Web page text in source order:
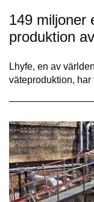
149 miljoner
produktion
Lhyfe, en av
väteproduktion,